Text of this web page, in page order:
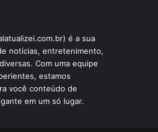
é a sua
notícias, entretenimento,
Com uma equipe
estamos
você conteúdo de
em um só lugar.